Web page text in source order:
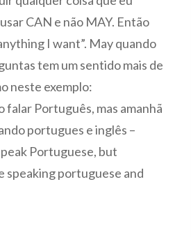
CAN e não MAY. Então
I want”. May quando
tem um sentido mais de
neste exemplo:
falar Português, mas amanhã
portugues e inglês –
Portuguese, but
speaking portuguese and